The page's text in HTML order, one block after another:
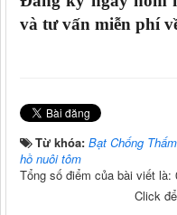
và tư vấn miễn phí
Từ khóa: Bạt Chống Thấm
hồ nuôi tôm
Tổng số điểm của bài viết là:
Click